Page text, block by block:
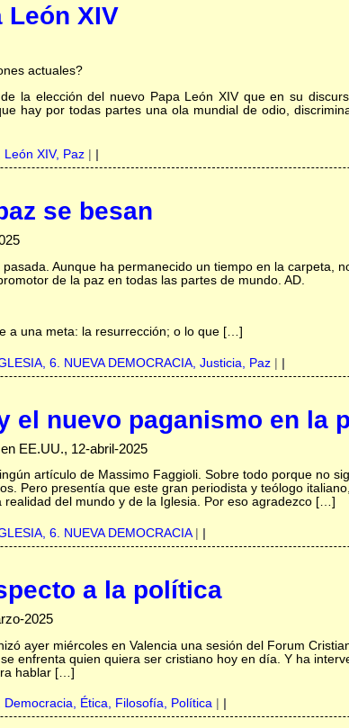
León XIV
actuales?
la elección del nuevo Papa León XIV que en su
hay por todas partes una ola mundial de odio,
León XIV, Paz|
se besan
Aunque ha permanecido un tiempo en la carpeta,
de la paz en todas las partes de mundo. AD.
a una meta: la resurrección; o lo que […]
6. NUEVA DEMOCRACIA, Justicia, Paz|
el nuevo paganismo en la
EE.UU., 12-abril-2025
artículo de Massimo Faggioli. Sobre todo porque no
Pero presentía que este gran periodista y teólogo
realidad del mundo y de la Iglesia. Por eso agradezco […]
6. NUEVA DEMOCRACIA|
a la política
2025
ayer miércoles en Valencia una sesión del Forum
enfrenta quien quiera ser cristiano hoy en día. Y ha
hablar […]
Democracia, Ética, Filosofía, Política|